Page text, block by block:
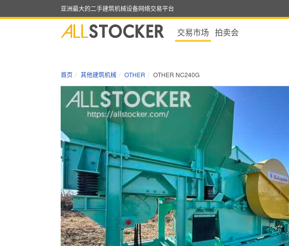
亚洲最大的二手建筑机械设备网络交易平台
交易市场 拍卖会
首页 其他建筑机械 OTHER OTHER NC240G